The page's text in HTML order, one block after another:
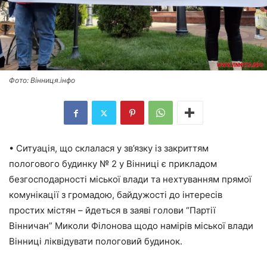
Фото: Вінниця.інфо
• Ситуація, що склалася у зв’язку із закриттям
пологового будинку № 2 у Вінниці є прикладом
безгосподарності міської влади та нехтуванням прямої
комунікації з громадою, байдужості до інтересів
простих містян – йдеться в заяві голови “Партії
Вінничан” Миколи Філонова щодо намірів міської влади
Вінниці ліквідувати пологовий будинок.